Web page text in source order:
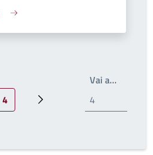
attuale
4 Prossima pagina
Vai a…